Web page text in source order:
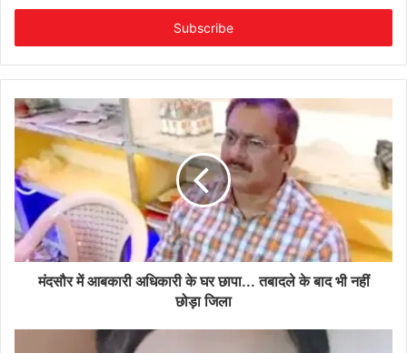
Email
मंदसौर में आबकारी अधिकारी के घर छापा... तबादले के बाद भी नहीं
छोड़ा जिला